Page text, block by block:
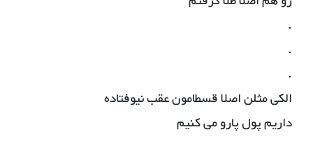
.
.
.
الکی مثلن اصلا قسطامون عقب نیوفتاده
داریم پول پارو می کنیم